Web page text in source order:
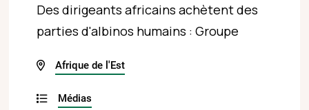
Des dirigeants africains achètent des
parties d'albinos humains : Groupe
Afrique de l'Est
Médias